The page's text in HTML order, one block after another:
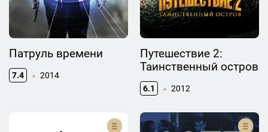
Патруль времени
7.4 2014
Путешествие 2:
Таинственный остров
6.1 2012